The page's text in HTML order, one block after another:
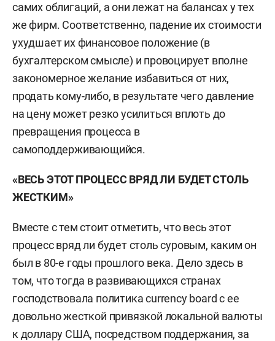
самих облигаций, а они лежат на балансах у тех
же фирм. Соответственно, падение их стоимости
ухудшает их финансовое положение (в
бухгалтерском смысле) и провоцирует вполне
закономерное желание избавиться от них,
продать кому-либо, в результате чего давление
на цену может резко усилиться вплоть до
превращения процесса в
самоподдерживающийся.
«ВЕСЬ ЭТОТ ПРОЦЕСС ВРЯД ЛИ БУДЕТ СТОЛЬ
ЖЕСТКИМ»
Вместе с тем стоит отметить, что весь этот
процесс вряд ли будет столь суровым, каким он
был в 80-е годы прошлого века. Дело здесь в
том, что тогда в развивающихся странах
господствовала политика currency board с ее
довольно жесткой привязкой локальной валюты
к доллару США, посредством поддержания, за